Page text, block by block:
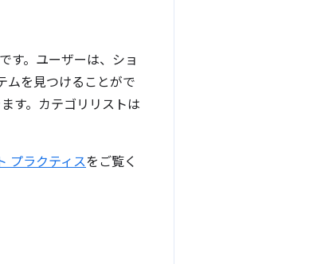
す。ユーザーは、ショ
ムを見つけることがで
す。カテゴリリストは
プラクティスをご覧く